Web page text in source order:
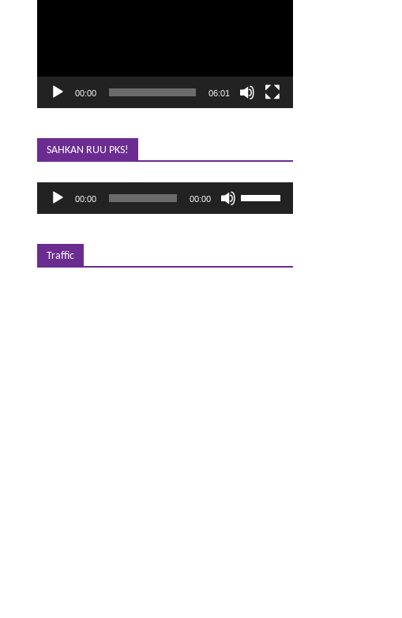
00:00 06:01
SAHKAN RUU PKS!
Pemutar
Audio
00:00 00:00
Anak
menaikkan
Traffic